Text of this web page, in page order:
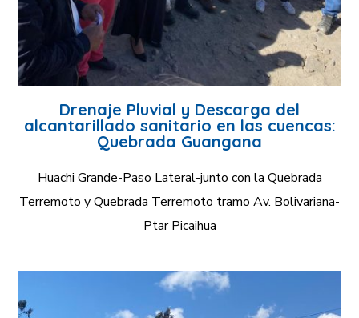
Drenaje Pluvial y Descarga del
alcantarillado sanitario en las cuencas:
Quebrada Guangana
Huachi Grande-Paso Lateral-junto con la Quebrada
Terremoto y Quebrada Terremoto tramo Av. Bolivariana-
Ptar Picaihua